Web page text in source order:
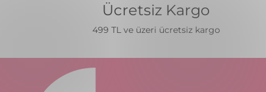
Ücretsiz Kargo
499 TL ve üzeri ücretsiz kargo